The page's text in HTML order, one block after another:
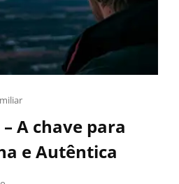
A chave para
e Autêntica